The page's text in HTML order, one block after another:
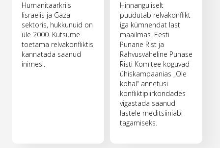
Humanitaarkriis
Iisraelis ja Gaza
sektoris, hukkunuid on
üle 2000. Kutsume
toetama relvakonfliktis
kannatada saanud
inimesi.
Hinnanguliselt
puudutab relvakonflikt
iga kümnendat last
maailmas. Eesti
Punane Rist ja
Rahvusvaheline Punase
Risti Komitee koguvad
ühiskampaanias „Ole
kohal“ annetusi
konfliktipiirkondades
vigastada saanud
lastele meditsiiniabi
tagamiseks.